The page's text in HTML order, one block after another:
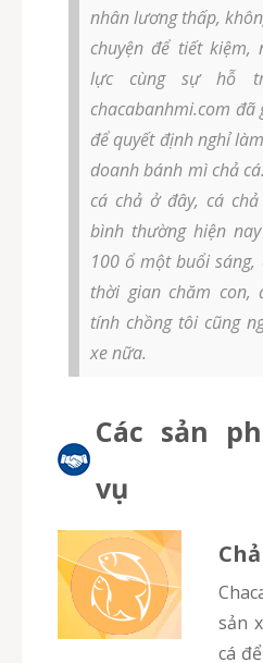
nhân lương thấp,
chuyện để tiết kiệm,
lực cùng sự hỗ
chacabanhmi.com
để quyết định nghỉ
doanh bánh mì chả
cá chả ở đây, cá
bình thường hiện
100 ổ một buổi
thời gian chăm con,
tính chồng tôi cũng
xe nữa.
Các sản
vụ
chacabanhmi.com chuyên
sản
cá